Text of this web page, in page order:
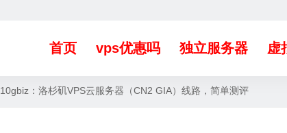
首页 vps优惠吗 独立服务器 虚
10gbiz：洛杉矶VPS云服务器（CN2 GIA）线路，简单测评